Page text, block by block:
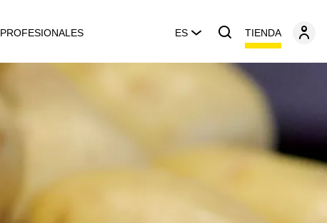
PROFESIONALES ES TIENDA